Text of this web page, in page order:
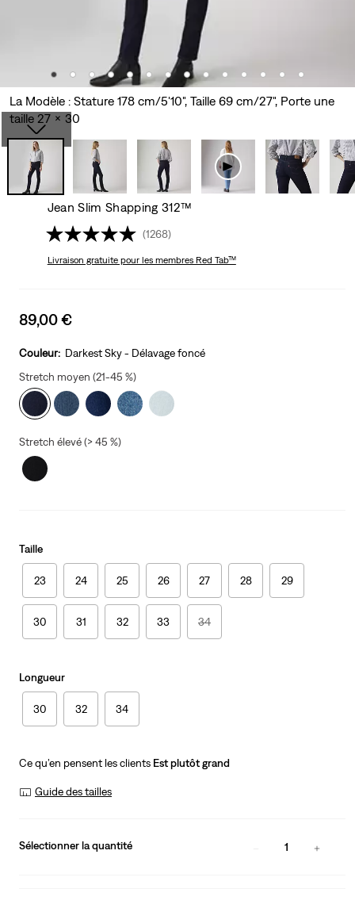
La Modèle : Stature 178 cm/5'10", Taille 69 cm/27", Porte une
taille 27 x 30
Jean Slim Shapping 312™
(1268)
Livraison gratuitepour les membres Red Tab™
Sale
is
89,00 €
Couleur: Darkest Sky - Délavage foncé
Stretch moyen (21-45 %)
Stretch élevé (> 45 %)
Taille
23 24 25 26 27 28 29
30 31 32 33 34
Longueur
30 32 34
Ce qu’en pensent les clients Est plutôt grand
Guide des tailles
Sélectionner la quantité 1